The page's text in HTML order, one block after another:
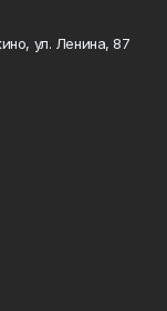
ул. Ленина, 87